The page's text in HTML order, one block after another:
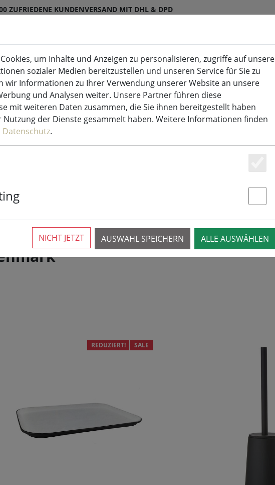
ZUFRIEDENE KUNDENVERSAND MIT DHL & DPD
DE
Indoor & Outdoor Küche & Essen Wohnen
REDUZIERT! SALE
um Inhalte und Anzeigen zu personalisieren, zugriffe auf unsere
sozialer Medien bereitzustellen und unseren Service für Sie zu
wir Informationen zu Ihrer Verwendung unserer Website an unsere
und Analysen weiter. Unsere Partner führen diese
mit weiteren Daten zusammen, die Sie ihnen bereitgestellt haben
Nutzung der Dienste gesammelt haben. Weitere Informationen finden
Datenschutz.
AUSWAHL SPEICHERN ALLE AUSWÄHLEN
NICHT JETZT